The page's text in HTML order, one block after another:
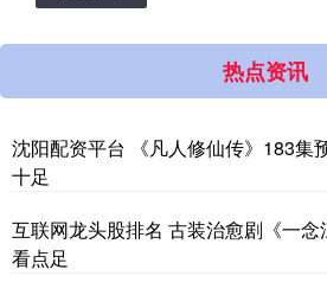
热点资讯
沈阳配资平台 《凡人修仙传》183集
十足
互联网龙头股排名 古装治愈剧《一
看点足